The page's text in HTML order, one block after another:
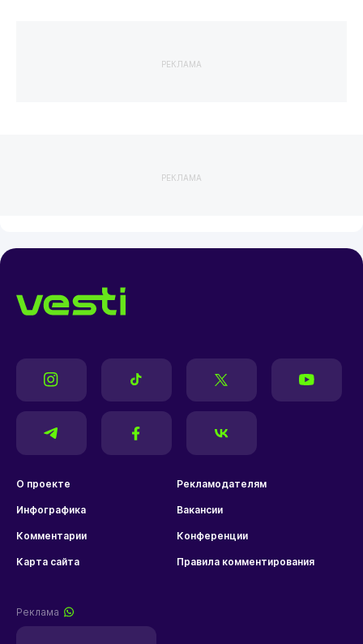
РЕКЛАМА
РЕКЛАМА
О проекте Рекламодателям
Инфографика Вакансии
Комментарии Конференции
Карта сайта Правила комментирования
Реклама